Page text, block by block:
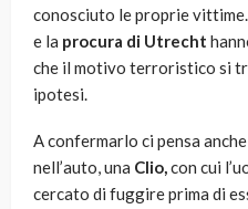
conosciuto le proprie
e la procura di Utrecht
che il motivo terroristico si
ipotesi.
A confermarlo ci pensa
nell’auto, una Clio,con cui
cercato di fuggire prima di